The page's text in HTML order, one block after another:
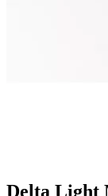
Delta Light